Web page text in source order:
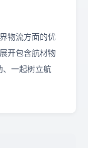
物流方面的优
开包含航材物
、一起树立航